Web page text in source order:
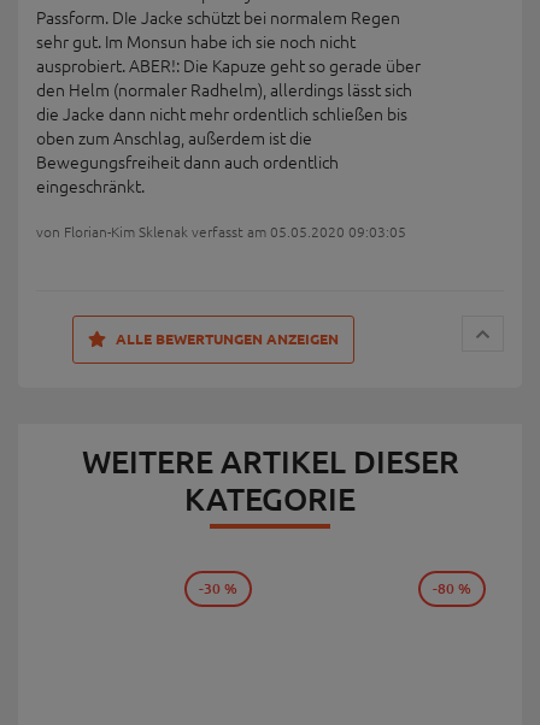
Passform. DIe Jacke schützt bei normalem Regen
sehr gut. Im Monsun habe ich sie noch nicht
ausprobiert. ABER!: Die Kapuze geht so gerade über
den Helm (normaler Radhelm), allerdings lässt sich
die Jacke dann nicht mehr ordentlich schließen bis
oben zum Anschlag, außerdem ist die
Bewegungsfreiheit dann auch ordentlich
eingeschränkt.
von Florian-Kim Sklenak verfasst am 05.05.2020 09:03:05
ALLE BEWERTUNGEN ANZEIGEN
WEITERE ARTIKEL DIESER
KATEGORIE
-30 % -80 %